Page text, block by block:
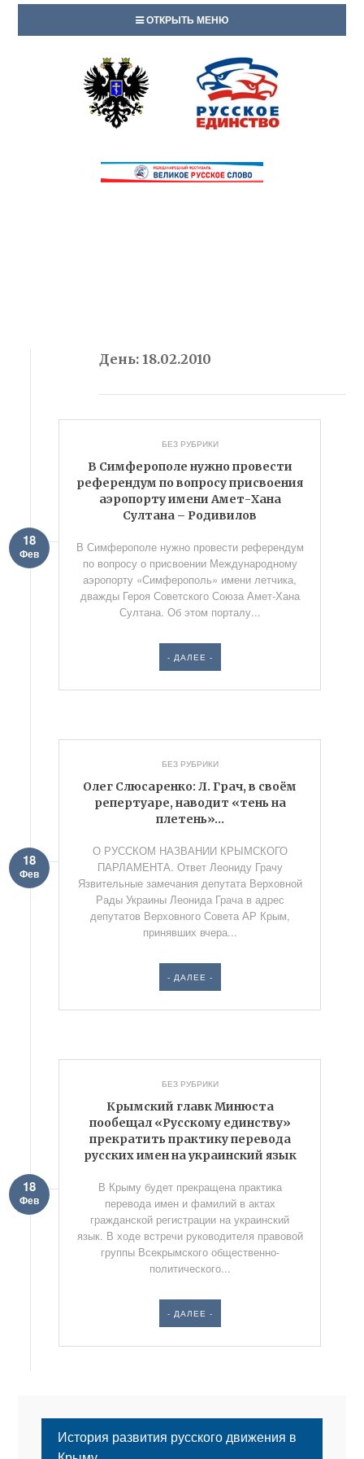
ОТКРЫТЬ МЕНЮ
День:18.02.2010
БЕЗ РУБРИКИ
В Симферополе нужно провести
референдум по вопросу присвоения
аэропорту имени Амет-Хана
Султана – Родивилов
18
Фев
В Симферополе нужно провести референдум
по вопросу о присвоении Международному
аэропорту «Симферополь» имени летчика,
дважды Героя Советского Союза Амет-Хана
Султана. Об этом порталу...
- ДАЛЕЕ -
БЕЗ РУБРИКИ
Олег Слюсаренко: Л. Грач, в своём
репертуаре, наводит «тень на
плетень»…
18
Фев
О РУССКОМ НАЗВАНИИ КРЫМСКОГО
ПАРЛАМЕНТА. Ответ Леониду Грачу
Язвительные замечания депутата Верховной
Рады Украины Леонида Грача в адрес
депутатов Верховного Совета АР Крым,
принявших вчера...
- ДАЛЕЕ -
БЕЗ РУБРИКИ
Крымский главк Минюста
пообещал «Русскому единству»
прекратить практику перевода
русских имен на украинский язык
18
Фев
В Крыму будет прекращена практика
перевода имен и фамилий в актах
гражданской регистрации на украинский
язык. В ходе встречи руководителя правовой
группы Всекрымского общественно-
политического...
- ДАЛЕЕ -
История развития русского движения в